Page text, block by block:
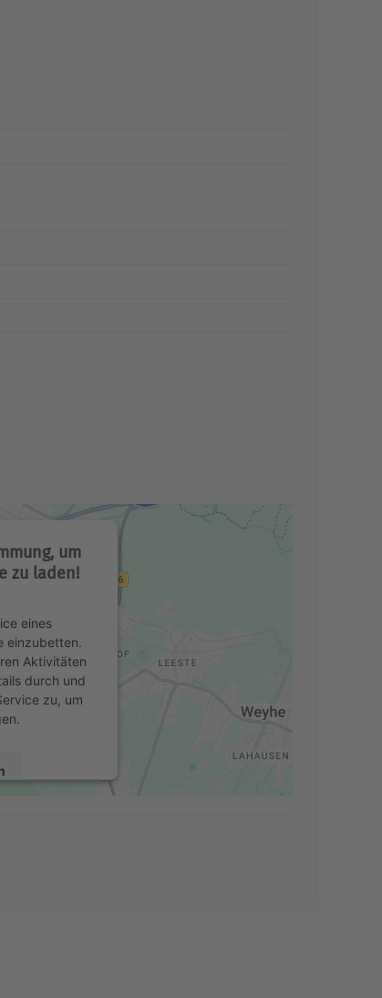
um
zu laden!
eines
einzubetten.
Aktivitäten
durch und
zu, um